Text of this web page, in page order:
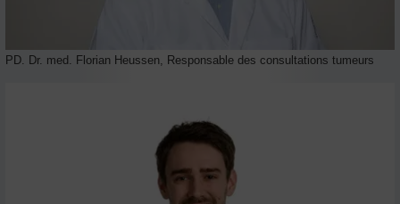
PD. Dr. med. Florian Heussen, Responsable des consultations tumeurs